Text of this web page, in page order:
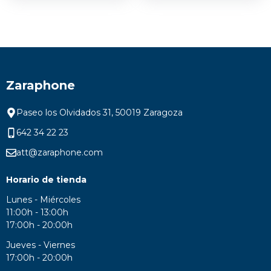
Zaraphone
Paseo los Olvidados 31, 50019 Zaragoza
642 34 22 23
att@zaraphone.com
Horario de tienda
Lunes - Miércoles
11:00h - 13:00h
17:00h - 20:00h
Jueves - Viernes
17:00h - 20:00h